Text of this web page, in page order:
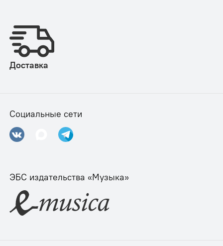
Доставка
Социальные сети
ЭБС издательства «Музыка»